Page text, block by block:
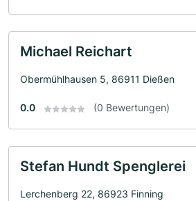
Michael Reichart
Obermühlhausen 5, 86911 Dießen
0.0 (0 Bewertungen)
Stefan Hundt Spenglerei
Lerchenberg 22, 86923 Finning